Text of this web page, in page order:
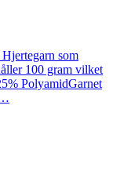
som
100 gram vilket
PolyamidGarnet
…